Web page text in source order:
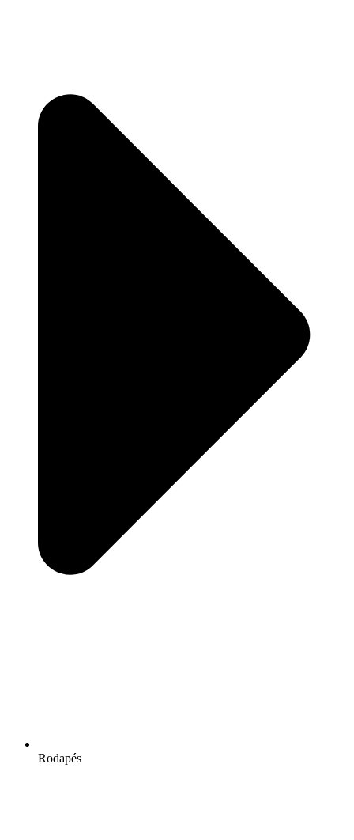
Rodapés